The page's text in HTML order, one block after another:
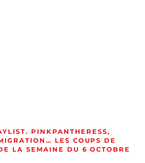
PINKPANTHERESS,
LES COUPS DE
LA SEMAINE DU 6 OCTOBRE